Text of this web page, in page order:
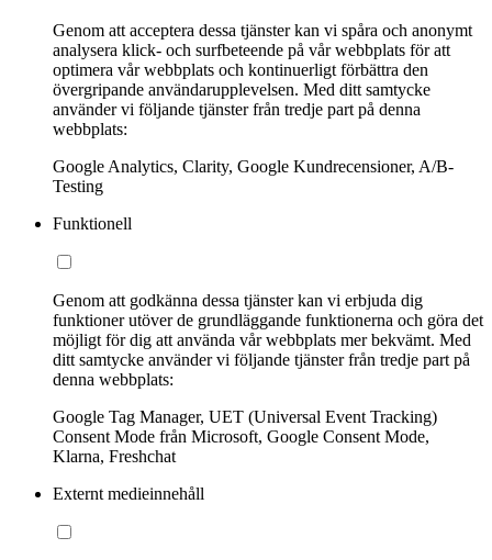
Genom att acceptera dessa tjänster kan vi spåra och anonymt
analysera klick- och surfbeteende på vår webbplats för att
optimera vår webbplats och kontinuerligt förbättra den
övergripande användarupplevelsen. Med ditt samtycke
använder vi följande tjänster från tredje part på denna
webbplats:
Google Analytics, Clarity, Google Kundrecensioner, A/B-
Testing
Funktionell
Genom att godkänna dessa tjänster kan vi erbjuda dig
funktioner utöver de grundläggande funktionerna och göra det
möjligt för dig att använda vår webbplats mer bekvämt. Med
ditt samtycke använder vi följande tjänster från tredje part på
denna webbplats:
Google Tag Manager, UET (Universal Event Tracking)
Consent Mode från Microsoft, Google Consent Mode,
Klarna, Freshchat
Externt medieinnehåll